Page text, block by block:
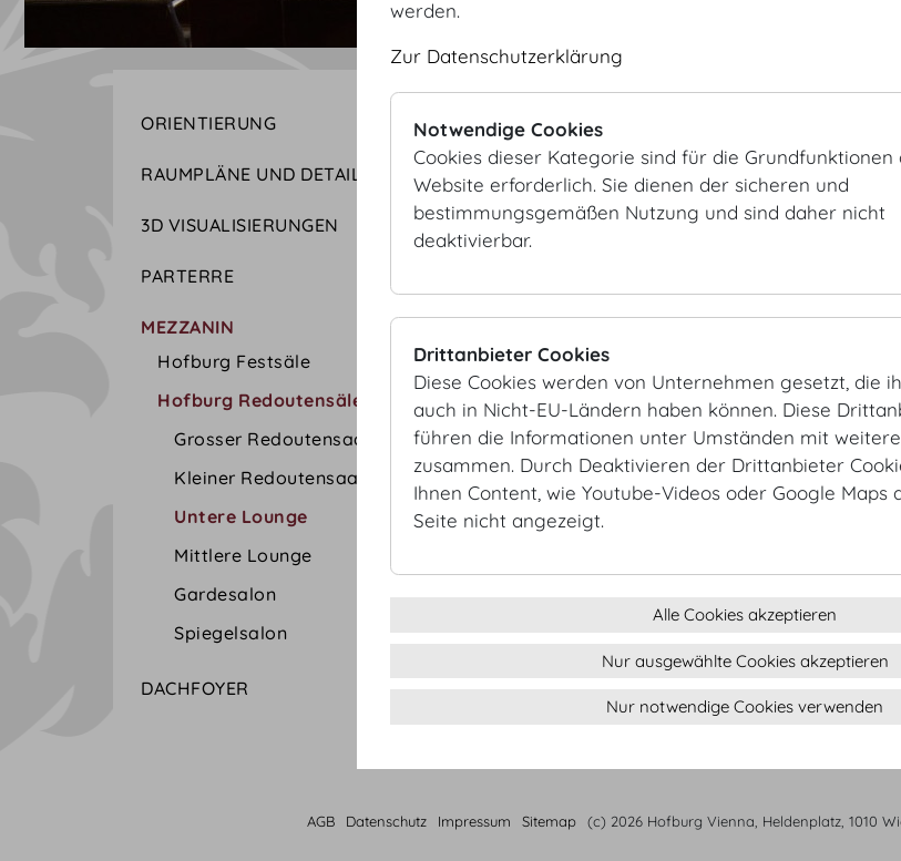
ORIENTIERUNG
RAUMPLÄNE UND DETAILS
3D VISUALISIERUNGEN
PARTERRE
MEZZANIN
Hofburg Festsäle
Hofburg Redoutensäle
Grosser Redoutensaal
Kleiner Redoutensaal
Untere Lounge
Mittlere Lounge
Gardesalon
Spiegelsalon
DACHFOYER
Untere Lounge Setup
Der Raum lädt ein zu Kaffeepausen,
DETAILS
Sesselreihen: 70 Pax
Klassenzimmer: 40 Pax
Bankett: 70 Pax
Länge11 m/
Breite8 m/
Höhe4 m/ft
Fläche88 m²
KONTAKT
vienna@hofburg.com
AGB Datenschutz Impressum Sitemap (c) 2026 Hofburg Vienna, Heldenplatz, 1010
werden.
Zur Datenschutzerklärung
Notwendige Cookies
Cookies dieser Kategorie sind für die Grundfunktionen
Website erforderlich. Sie dienen der sicheren und
bestimmungsgemäßen Nutzung und sind daher nicht
deaktivierbar.
Drittanbieter Cookies
Diese Cookies werden von Unternehmen gesetzt, die
auch in Nicht-EU-Ländern haben können. Diese
führen die Informationen unter Umständen mit
zusammen. Durch Deaktivieren der Drittanbieter
Ihnen Content, wie Youtube-Videos oder Google Maps
Seite nicht angezeigt.
Alle Cookies akzeptieren
Nur ausgewählte Cookies akzeptieren
Nur notwendige Cookies verwenden